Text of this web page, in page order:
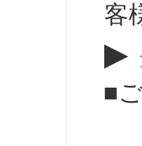
客
▶
■ご